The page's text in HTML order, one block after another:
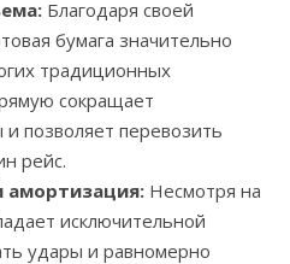
Благодаря своей
бумага значительно
традиционных
сокращает
позволяет перевозить
рейс.
амортизация: Несмотря на
исключительной
удары и равномерно